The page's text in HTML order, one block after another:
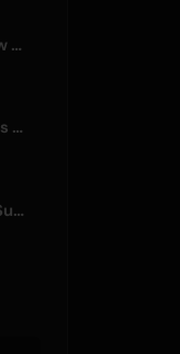
FRUITS ZIPPER Release New Collaboration Song '1,2,3,FOOOOUR'
Kawanishi Natsuki releases digital single 'Sayonara wa Ichiban Kirei na Atashi de'
KOMOREBI Releases New Summer Single 'Letsu Natsu'